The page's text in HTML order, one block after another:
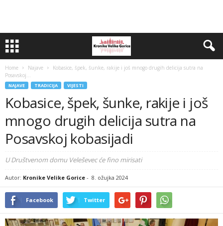
Home Najave
Kobasice, špek, šunke, rakije i još mnogo drugih delicija sutra na
Posavskoj...
NAJAVE TRADICIJA VIJESTI
Kobasice, špek, šunke, rakije i još
mnogo drugih delicija sutra na
Posavskoj kobasijadi
U Društvenom domu Veleševec će fino mirisati
Autor: Kronike Velike Gorice - 8. ožujka 2024
Facebook Twitter